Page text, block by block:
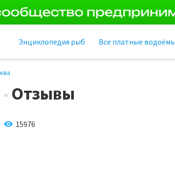
Энциклопедия рыб Все платные водоёмы
Отзывы
15976